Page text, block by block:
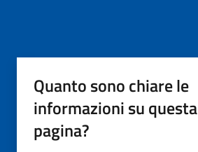
Quanto sono chiare le
informazioni su questa
pagina?